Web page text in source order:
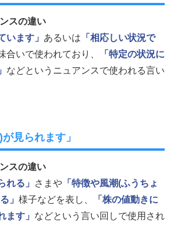
スの違い
います」 あるいは 「相応しい状況で
合いで使われており、
「特定の状況に
などというニュアンスで使われる言い
見られます」
スの違い
れる」
さまや 「特徴や風潮(ふうちょ
」 様子などを表し、
「株の値動きに
ます」 などという言い回しで使用され